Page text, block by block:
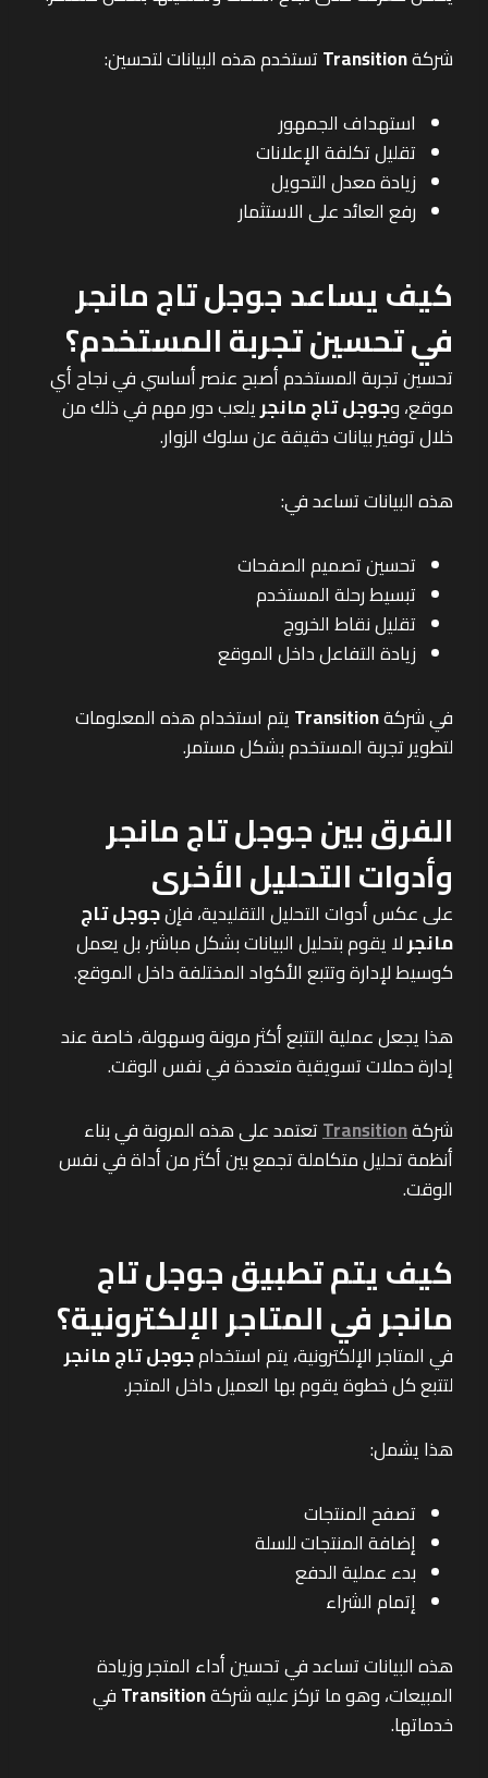
شركةTransitionتستخدم هذه البيانات لتحسين:
استهداف الجمهور
تقليل تكلفة الإعلانات
زيادة معدل التحويل
رفع العائد على الاستثمار
كيف يساعد جوجل تاج مانجر
في تحسين تجربة المستخدم؟
تحسين تجربة المستخدم أصبح عنصر أساسي في نجاح أي
موقع، وجوجل تاج مانجريلعب دور مهم في ذلك من
خلال توفير بيانات دقيقة عن سلوك الزوار.
هذه البيانات تساعد في:
تحسين تصميم الصفحات
تبسيط رحلة المستخدم
تقليل نقاط الخروج
زيادة التفاعل داخل الموقع
في شركةTransitionيتم استخدام هذه المعلومات
لتطوير تجربة المستخدم بشكل مستمر.
الفرق بين جوجل تاج مانجر
وأدوات التحليل الأخرى
على عكس أدوات التحليل التقليدية، فإنجوجل تاج
مانجرلا يقوم بتحليل البيانات بشكل مباشر، بل يعمل
كوسيط لإدارة وتتبع الأكواد المختلفة داخل الموقع.
هذا يجعل عملية التتبع أكثر مرونة وسهولة، خاصة عند
إدارة حملات تسويقية متعددة في نفس الوقت.
شركةTransitionتعتمد على هذه المرونة في بناء
أنظمة تحليل متكاملة تجمع بين أكثر من أداة في نفس
الوقت.
كيف يتم تطبيق جوجل تاج
مانجر في المتاجر الإلكترونية؟
في المتاجر الإلكترونية، يتم استخدامجوجل تاج مانجر
لتتبع كل خطوة يقوم بها العميل داخل المتجر.
هذا يشمل:
تصفح المنتجات
إضافة المنتجات للسلة
بدء عملية الدفع
إتمام الشراء
هذه البيانات تساعد في تحسين أداء المتجر وزيادة
المبيعات، وهو ما تركز عليه شركةTransitionفي
خدماتها.